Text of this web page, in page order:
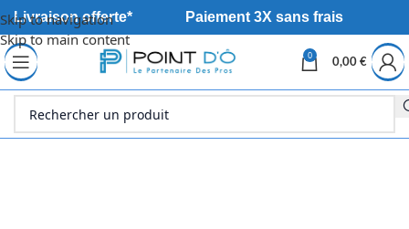
Skip to navigation
Skip to main content
Livraison offerte* Paiement 3X sans frais
0
0,00 €
Accueil Sanitaire Meuble